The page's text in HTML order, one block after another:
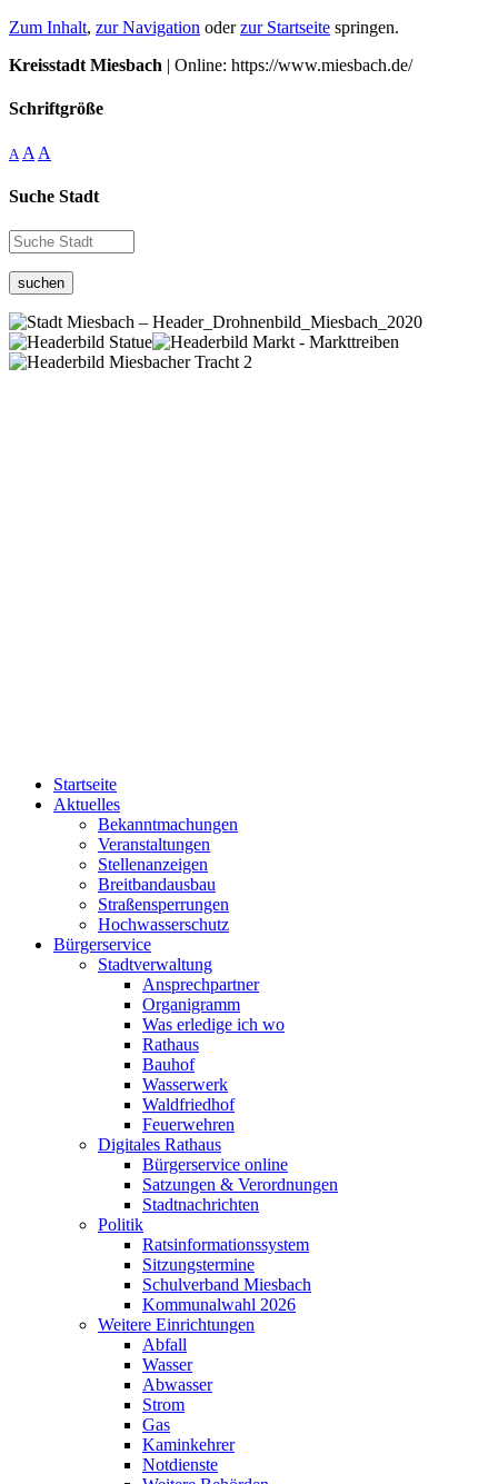
Zum Inhalt, zur Navigation oderzur Startseite springen.
Kreisstadt Miesbach | Online: https://www.miesbach.de/
Schriftgröße
A A A
Suche Stadt
suchen
Startseite
Aktuelles
Bekanntmachungen
Veranstaltungen
Stellenanzeigen
Breitbandausbau
Straßensperrungen
Hochwasserschutz
Bürgerservice
Stadtverwaltung
Ansprechpartner
Organigramm
Was erledige ich wo
Rathaus
Bauhof
Wasserwerk
Waldfriedhof
Feuerwehren
Digitales Rathaus
Bürgerservice online
Satzungen & Verordnungen
Stadtnachrichten
Politik
Ratsinformationssystem
Sitzungstermine
Schulverband Miesbach
Kommunalwahl 2026
Weitere Einrichtungen
Abfall
Wasser
Abwasser
Strom
Gas
Kaminkehrer
Notdienste